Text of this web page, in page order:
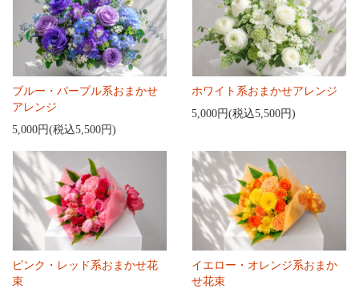
ブルー・パープル系おまかせ
アレンジ
5,000円(税込5,500円)
ホワイト系おまかせアレンジ
5,000円(税込5,500円)
ピンク・レッド系おまかせ花
束
イエロー・オレンジ系おまか
せ花束